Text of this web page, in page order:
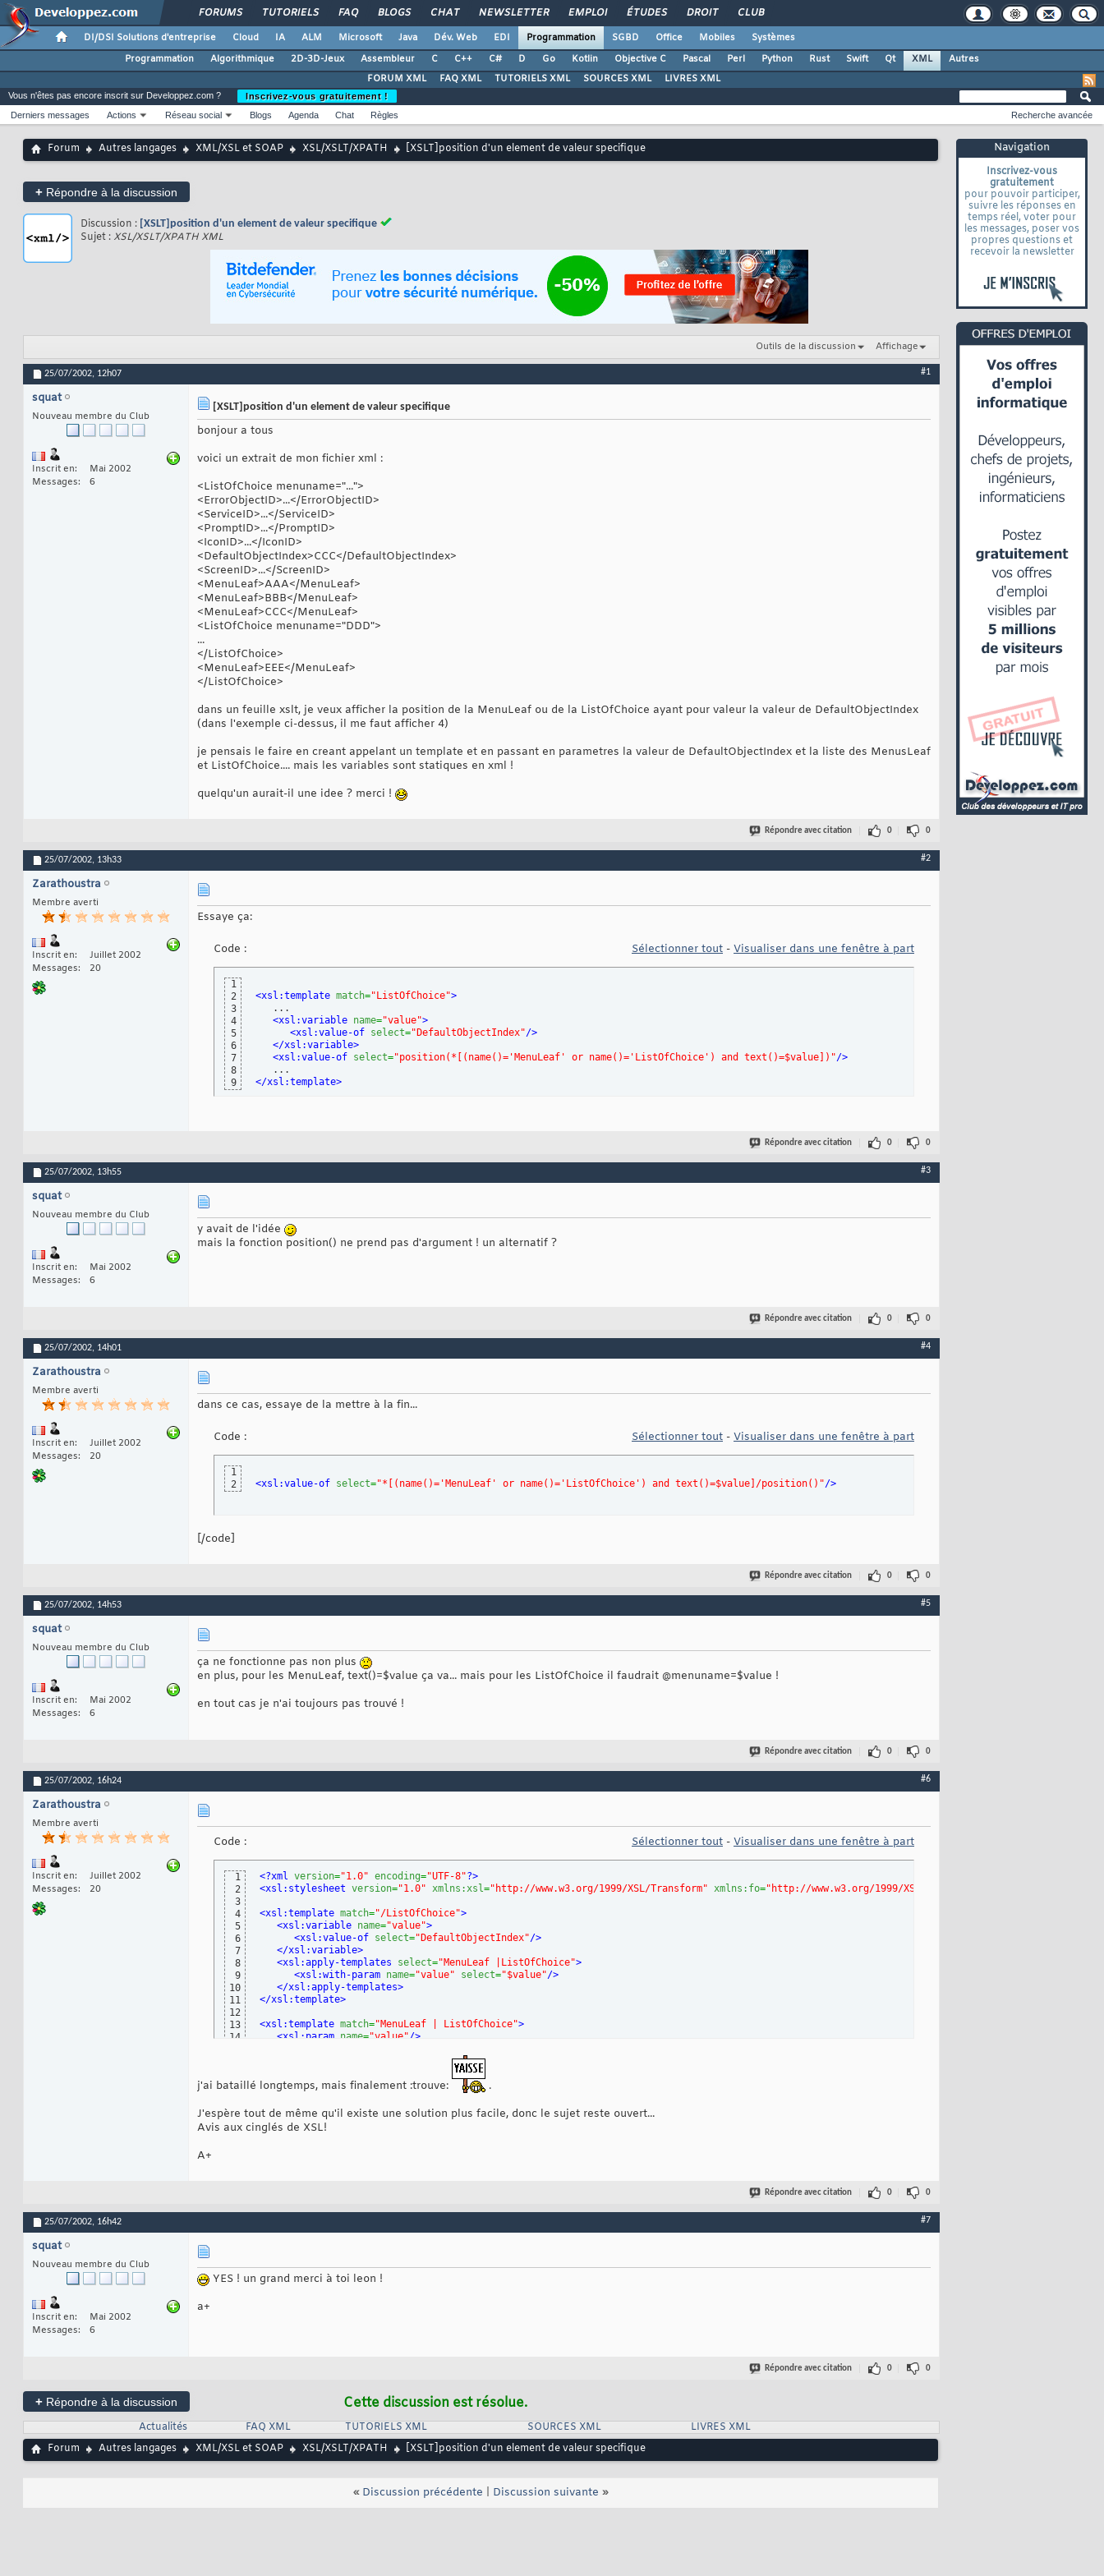
FORUMS TUTORIELS FAQ BLOGS CHAT NEWSLETTER EMPLOI ÉTUDES DROIT CLUB
DI/DSI Solutions d'entreprise Cloud IA ALM Microsoft Java Dév. Web EDI Programmation SGBD Office Mobiles
Systèmes
Programmation
Algorithmique 2D-3D-Jeux Assembleur C C++ C# D Go Kotlin Objective C Pascal Perl Python Rust Swift Qt XML
Autres
FORUM XML
FAQ XML TUTORIELS XML SOURCES XML LIVRES XML
Navigation
Inscrivez-vous
gratuitement
pour pouvoir participer,
suivre les réponses en
temps réel, voter pour
les messages, poser vos
propres questions et
recevoir la newsletter
Vous n'êtes pas encore inscrit sur Developpez.com ?
Inscrivez-vous gratuitement !
Derniers messages
Actions Réseau social Blogs Agenda Chat Règles Recherche avancée
Forum Autres langages XML/XSL et SOAP XSL/XSLT/XPATH [XSLT]position d'un element de valeur specifique
+ Répondre à la discussion
Discussion : [XSLT]position d'un element de valeur specifique
Sujet : XSL/XSLT/XPATH XML
Outils de la discussion Affichage
25/07/2002, 12h07 #1
squat
Nouveau membre du Club
Inscrit en
Mai 2002
Messages
6
[XSLT]position d'un element de valeur specifique
bonjour a tous
voici un extrait de mon fichier xml :
<ListOfChoice menuname="...">
<ErrorObjectID>...</ErrorObjectID>
<ServiceID>...</ServiceID>
<PromptID>...</PromptID>
<IconID>...</IconID>
<DefaultObjectIndex>CCC</DefaultObjectIndex>
<ScreenID>...</ScreenID>
<MenuLeaf>AAA</MenuLeaf>
<MenuLeaf>BBB</MenuLeaf>
<MenuLeaf>CCC</MenuLeaf>
<ListOfChoice menuname="DDD">
...
</ListOfChoice>
<MenuLeaf>EEE</MenuLeaf>
</ListOfChoice>
dans un feuille xslt, je veux afficher la position de la MenuLeaf ou de la ListOfChoice ayant pour valeur la valeur de DefaultObjectIndex
(dans l'exemple ci-dessus, il me faut afficher 4)
je pensais le faire en creant appelant un template et en passant en parametres la valeur de DefaultObjectIndex et la liste des MenusLeaf
et ListOfChoice.... mais les variables sont statiques en xml !
quelqu'un aurait-il une idee ? merci !
Répondre avec citation 0 0
25/07/2002, 13h33 #2
Zarathoustra
Membre averti
Inscrit en
Juillet 2002
Messages
20
Essaye ça:
Code : Sélectionner tout - Visualiser dans une fenêtre à part
1
2
3
4
5
6
7
8
9
<xsl:template match="ListOfChoice">
   ...
<xsl:variable name="value">
<xsl:value-of select="DefaultObjectIndex"/>
</xsl:variable>
<xsl:value-of select="position(*[(name()='MenuLeaf' or name()='ListOfChoice') and text()=$value])"/>
</xsl:template>
Répondre avec citation 0 0
25/07/2002, 13h55 #3
squat
Nouveau membre du Club
Inscrit en
Mai 2002
Messages
6
y avait de l'idée
mais la fonction position() ne prend pas d'argument ! un alternatif ?
Répondre avec citation 0 0
25/07/2002, 14h01 #4
Zarathoustra
Membre averti
Inscrit en
Juillet 2002
Messages
20
dans ce cas, essaye de la mettre à la fin...
Code : Sélectionner tout - Visualiser dans une fenêtre à part
1
2
<xsl:value-of select="*[(name()='MenuLeaf' or name()='ListOfChoice') and text()=$value]/position()"/>
[/code]
Répondre avec citation 0 0
25/07/2002, 14h53 #5
squat
Nouveau membre du Club
Inscrit en
Mai 2002
Messages
6
ça ne fonctionne pas non plus
en plus, pour les MenuLeaf, text()=$value ça va... mais pour les ListOfChoice il faudrait @menuname=$value !
en tout cas je n'ai toujours pas trouvé !
Répondre avec citation 0 0
25/07/2002, 16h24 #6
Zarathoustra
Membre averti
Inscrit en
Juillet 2002
Messages
20
Code : Sélectionner tout - Visualiser dans une fenêtre à part
1
2
3
4
5
6
7
8
9
10
11
12
13
14
18
20
<?xml version="1.0" encoding="UTF-8"?>
<xsl:stylesheet version="1.0" xmlns:xsl="http://www.w3.org/1999/XSL/Transform" xmlns:fo="http://www.w3.org/1999/XSL/Format"
<xsl:template match="/ListOfChoice">
<xsl:variable name="value">
<xsl:value-of select="DefaultObjectIndex"/>
</xsl:variable>
<xsl:apply-templates
select="MenuLeaf |ListOfChoice">
<xsl:with-param name="value" select="$value"/>
</xsl:apply-templates>
</xsl:template>
<xsl:template match="MenuLeaf | ListOfChoice">
<xsl:param name="value" />
"position()"/>
</xsl:template>
</xsl:stylesheet>
j'ai bataillé longtemps, mais finalement :trouve:
.
J'espère tout de même qu'il existe une solution plus facile, donc le sujet reste ouvert...
Avis aux cinglés de XSL!
A+
Répondre avec citation 0 0
25/07/2002, 16h42 #7
squat
Nouveau membre du Club
Inscrit en
Mai 2002
Messages
6
YES ! un grand merci à toi leon !
a+
Répondre avec citation 0 0
+ Répondre à la discussion Cette discussion est résolue.
Actualités FAQ XML TUTORIELS XML SOURCES XML
LIVRES XML
Forum
Autres langages XML/XSL et SOAP XSL/XSLT/XPATH [XSLT]position d'un element de valeur specifique
« Discussion précédente Discussion suivante »